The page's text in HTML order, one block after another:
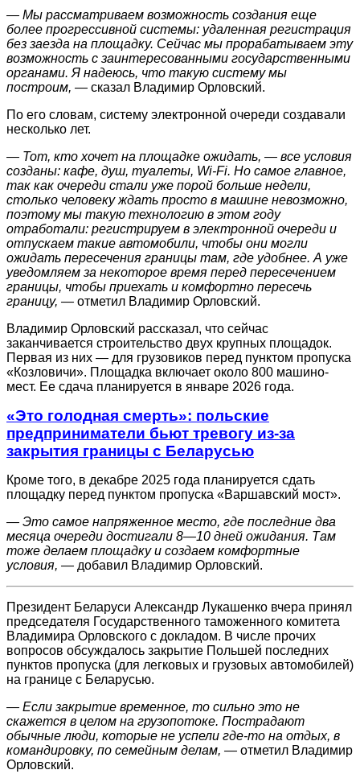
— Мы рассматриваем возможность создания еще
более прогрессивной системы: удаленная регистрация
без заезда на площадку. Сейчас мы прорабатываем эту
возможность с заинтересованными государственными
органами. Я надеюсь, что такую систему мы
построим, — сказал Владимир Орловский.
По его словам, систему электронной очереди создавали
несколько лет.
— Тот, кто хочет на площадке ожидать, — все условия
созданы: кафе, душ, туалеты, Wi-Fi. Но самое главное,
так как очереди стали уже порой больше недели,
столько человеку ждать просто в машине невозможно,
поэтому мы такую технологию в этом году
отработали: регистрируем в электронной очереди и
отпускаем такие автомобили, чтобы они могли
ожидать пересечения границы там, где удобнее. А уже
уведомляем за некоторое время перед пересечением
границы, чтобы приехать и комфортно пересечь
границу, — отметил Владимир Орловский.
Владимир Орловский рассказал, что сейчас
заканчивается строительство двух крупных площадок.
Первая из них — для грузовиков перед пунктом пропуска
«Козловичи». Площадка включает около 800 машино-
мест. Ее сдача планируется в январе 2026 года.
«Это голодная смерть»: польские
предприниматели бьют тревогу из-за
закрытия границы с Беларусью
Кроме того, в декабре 2025 года планируется сдать
площадку перед пунктом пропуска «Варшавский мост».
— Это самое напряженное место, где последние два
месяца очереди достигали 8—10 дней ожидания. Там
тоже делаем площадку и создаем комфортные
условия, — добавил Владимир Орловский.
Президент Беларуси Александр Лукашенко вчера принял
председателя Государственного таможенного комитета
Владимира Орловского с докладом. В числе прочих
вопросов обсуждалось закрытие Польшей последних
пунктов пропуска (для легковых и грузовых автомобилей)
на границе с Беларусью.
— Если закрытие временное, то сильно это не
скажется в целом на грузопотоке. Пострадают
обычные люди, которые не успели где-то на отдых, в
командировку, по семейным делам, — отметил Владимир
Орловский.